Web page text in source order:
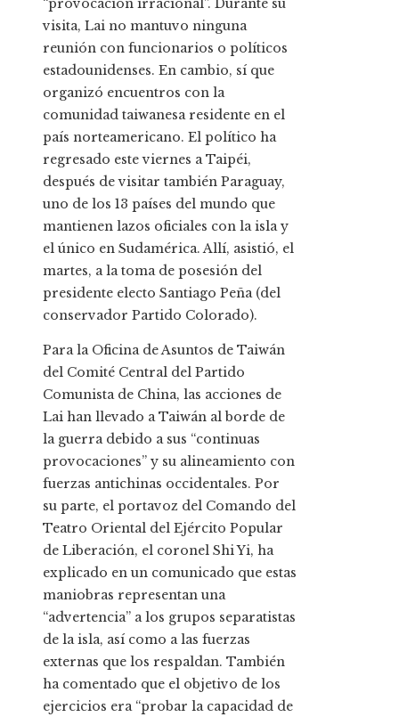
“provocación irracional”. Durante su
visita, Lai no mantuvo ninguna
reunión con funcionarios o políticos
estadounidenses. En cambio, sí que
organizó encuentros con la
comunidad taiwanesa residente en el
país norteamericano. El político ha
regresado este viernes a Taipéi,
después de visitar también Paraguay,
uno de los 13 países del mundo que
mantienen lazos oficiales con la isla y
el único en Sudamérica. Allí, asistió, el
martes, a la toma de posesión del
presidente electo Santiago Peña (del
conservador Partido Colorado).
Para la Oficina de Asuntos de Taiwán
del Comité Central del Partido
Comunista de China, las acciones de
Lai han llevado a Taiwán al borde de
la guerra debido a sus “continuas
provocaciones” y su alineamiento con
fuerzas antichinas occidentales. Por
su parte, el portavoz del Comando del
Teatro Oriental del Ejército Popular
de Liberación, el coronel Shi Yi, ha
explicado en un comunicado que estas
maniobras representan una
“advertencia” a los grupos separatistas
de la isla, así como a las fuerzas
externas que los respaldan. También
ha comentado que el objetivo de los
ejercicios era “probar la capacidad de